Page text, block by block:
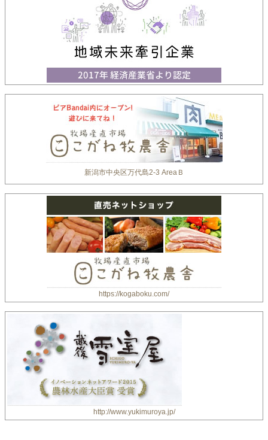
新潟市中央区万代島2-3 AreaＢ
https://kogaboku.com/
http://www.yukimuroya.jp/